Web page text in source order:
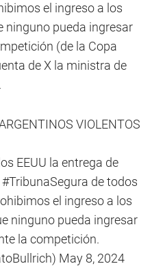
el ingreso a los
ninguno pueda ingresar
(de la Copa
de X la ministra de
VIOLENTOS
EEUU la entrega de
#TribunaSegura de todos
el ingreso a los
ninguno pueda ingresar
la competición.
May 8, 2024